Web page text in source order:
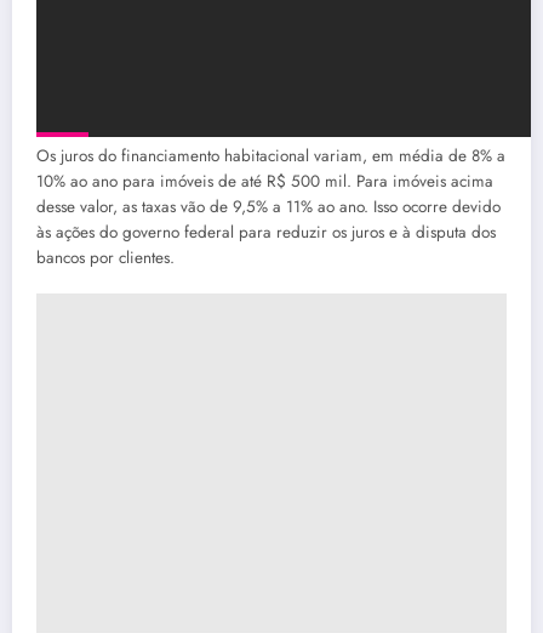
Os juros do financiamento habitacional variam, em média de 8% a
10% ao ano para imóveis de até R$ 500 mil. Para imóveis acima
desse valor, as taxas vão de 9,5% a 11% ao ano. Isso ocorre devido
às ações do governo federal para reduzir os juros e à disputa dos
bancos por clientes.